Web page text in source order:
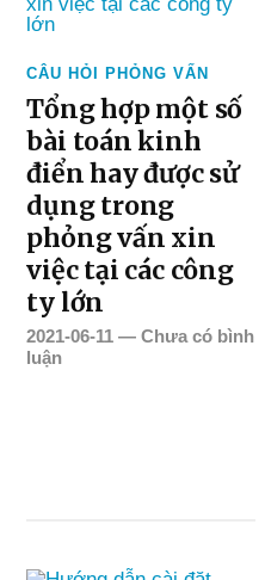
CÂU HỎI PHỎNG VẤN
Tổng hợp một số
bài toán kinh
điển hay được sử
dụng trong
phỏng vấn xin
việc tại các công
ty lớn
2021-06-11 —Chưa có bình
luận